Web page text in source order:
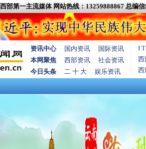
部第一主流媒体 网站热线：13259888867 总编信
资讯中心 国内资讯
国际资讯
本网聚焦
西部资讯
社会资讯
今日头条
二 十 大 娱乐资讯
I
西
西